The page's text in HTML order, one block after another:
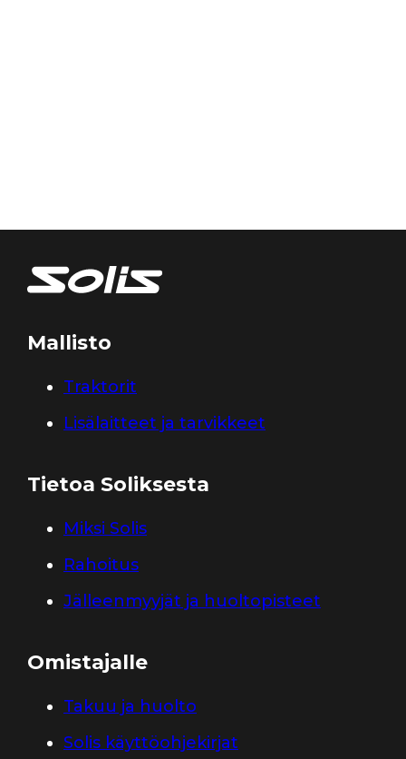
Mallisto
Traktorit
Lisälaitteet ja tarvikkeet
Tietoa Soliksesta
Miksi Solis
Rahoitus
Jälleenmyyjät ja huoltopisteet
Omistajalle
Takuu ja huolto
Solis käyttöohjekirjat